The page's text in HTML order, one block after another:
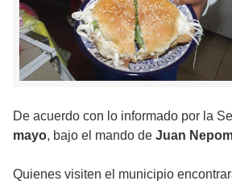
De acuerdo con lo informado por la
mayo, bajo el mando de Juan
Quienes visiten el municipio